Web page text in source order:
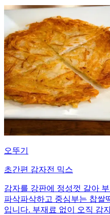
오뚜기
초간편 감자전 믹스
감자를 강판에 정성껏 갈아
파삭파삭하고 중심부는 찹쌀
입니다. 부재료 없이 오직 감